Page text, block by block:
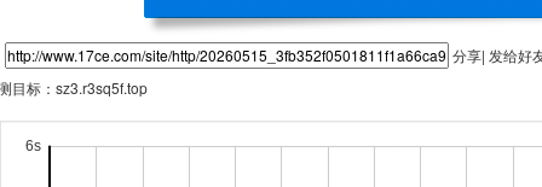
分享| 发给好
目标： sz3.r3sq5f.top